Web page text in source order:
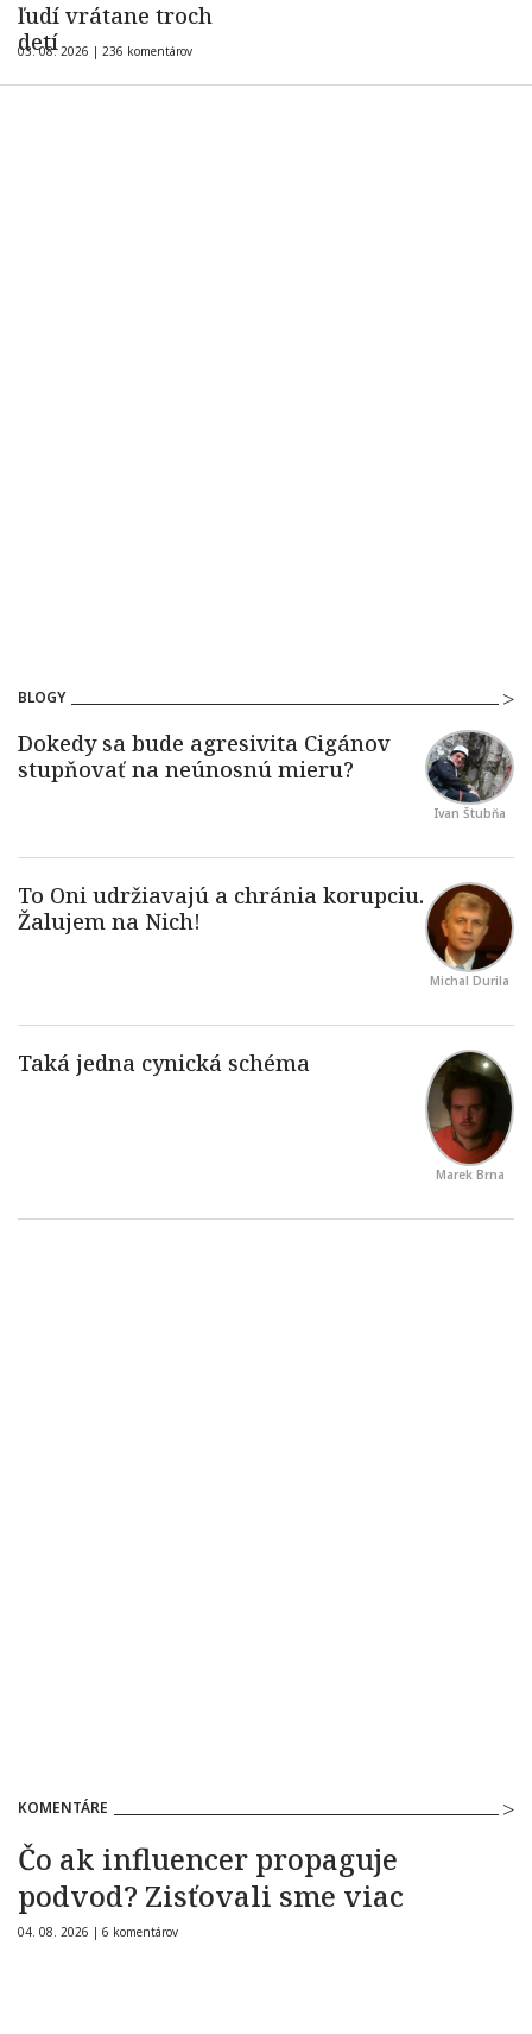
ľudí vrátane troch
detí
03. 08. 2026 | 236 komentárov
BLOGY
Ivan Štubňa
Michal Durila
Marek Brna
KOMENTÁRE
Čo ak influencer propaguje
podvod? Zisťovali sme viac
04. 08. 2026 | 6 komentárov